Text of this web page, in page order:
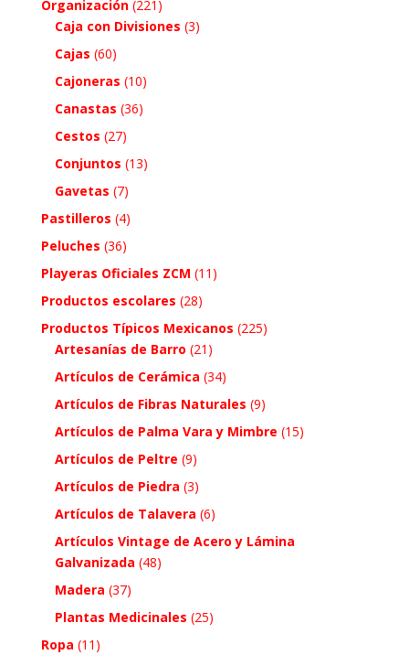
Organización (221)
Caja con Divisiones (3)
Cajas (60)
Cajoneras (10)
Canastas (36)
Cestos (27)
Conjuntos (13)
Gavetas (7)
Pastilleros (4)
Peluches (36)
Playeras Oficiales ZCM (11)
Productos escolares (28)
Productos Típicos Mexicanos (225)
Artesanías de Barro (21)
Artículos de Cerámica (34)
Artículos de Fibras Naturales (9)
Artículos de Palma Vara y Mimbre (15)
Artículos de Peltre (9)
Artículos de Piedra (3)
Artículos de Talavera (6)
Artículos Vintage de Acero y Lámina
Galvanizada (48)
Madera (37)
Plantas Medicinales (25)
Ropa (11)